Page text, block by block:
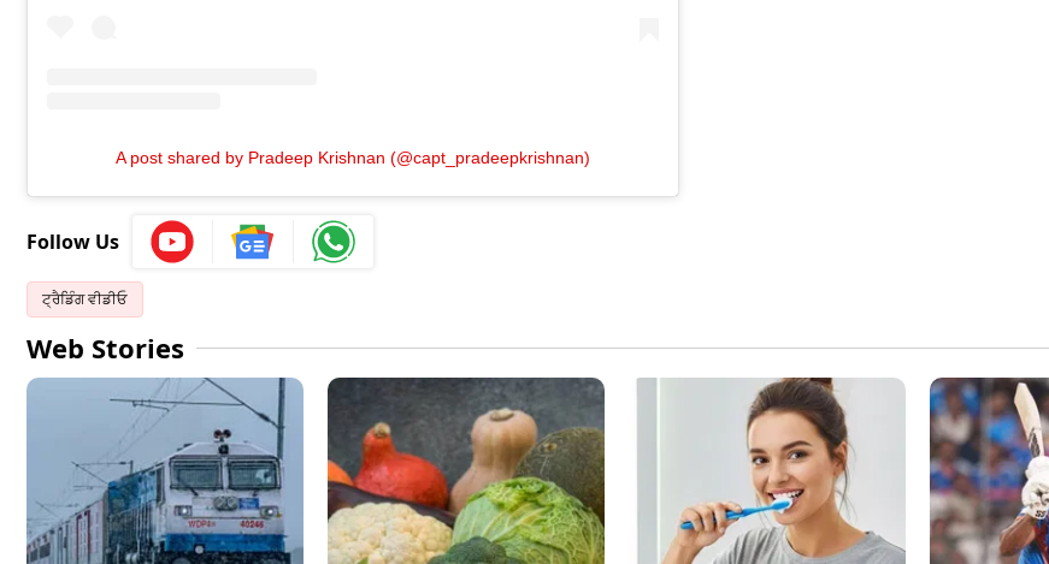
A post shared by Pradeep Krishnan (@capt_pradeepkrishnan)
Follow Us
ਟ੍ਰੈਡਿੰਗ ਵੀਡੀਓ
Web Stories